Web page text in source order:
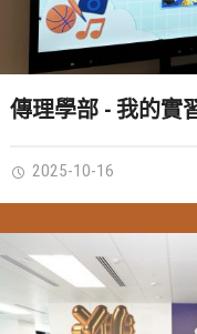
傳理學部 - 我的實
2025-10-16